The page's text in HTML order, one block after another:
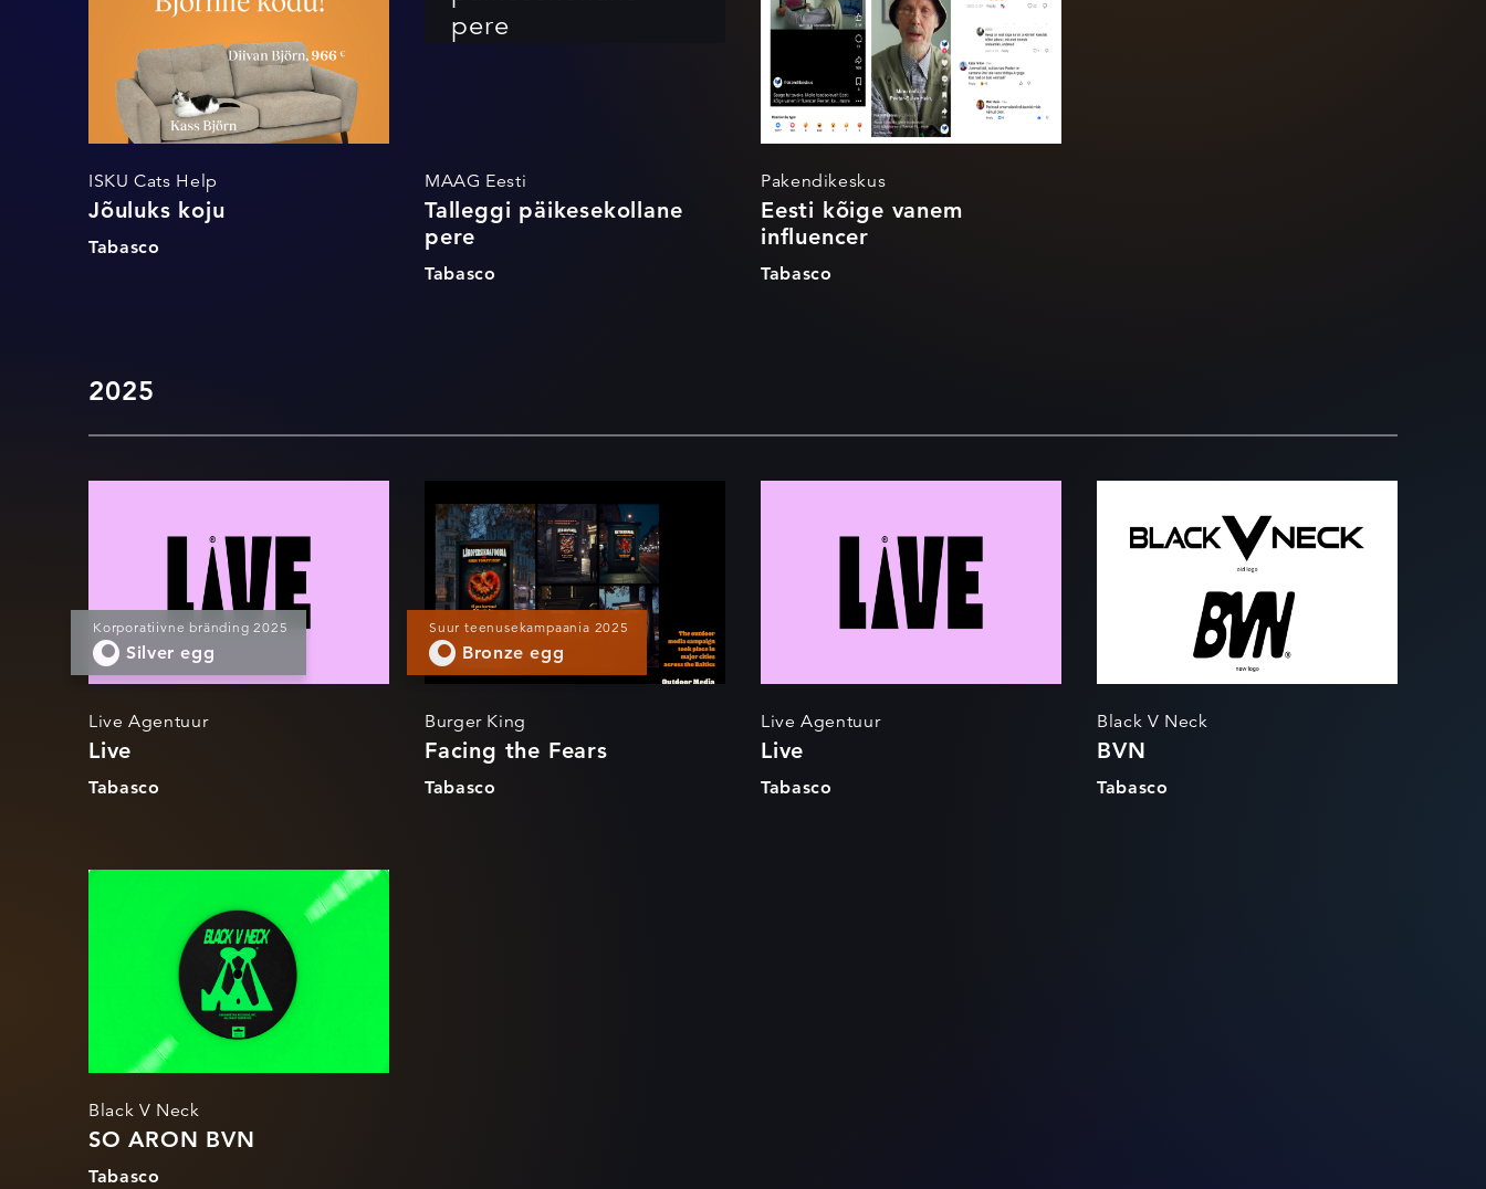
ISKU Cats Help
Jõuluks koju
Tabasco
pere
MAAG Eesti
Talleggi päikesekollane
pere
Tabasco
Pakendikeskus
Eesti kõige vanem
influencer
Tabasco
2025
Korporatiivne bränding 2025
Silver egg
Live Agentuur
Live
Tabasco
Facing the Fears
Suur teenusekampaania 2025
Bronze egg
Burger King
Facing the Fears
Tabasco
Live Agentuur
Live
Tabasco
Black V Neck
BVN
Tabasco
SO ARON BVN
Black V Neck
SO ARON BVN
Tabasco